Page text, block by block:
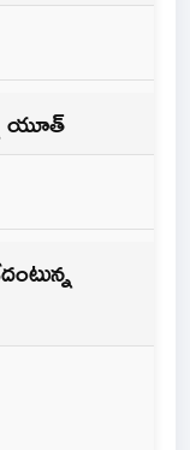
యూత్